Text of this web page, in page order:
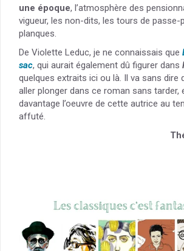
une époque, l’atmosphère des
vigueur, les non-dits, les tours de passe-
planques.
De Violette Leduc, je ne connaissais que
sac, qui aurait également dû figurer dans
quelques extraits ici ou là. Il va sans dire
aller plonger dans ce roman sans tarder,
davantage l’oeuvre de cette autrice au
affuté.